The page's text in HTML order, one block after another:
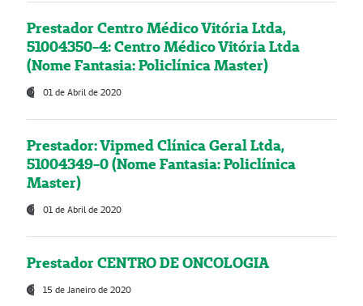
Prestador Centro Médico Vitória Ltda,
51004350-4: Centro Médico Vitória Ltda
(Nome Fantasia: Policlínica Master)
01 de Abril de 2020
Prestador: Vipmed Clínica Geral Ltda,
51004349-0 (Nome Fantasia: Policlínica
Master)
01 de Abril de 2020
Prestador CENTRO DE ONCOLOGIA
15 de Janeiro de 2020